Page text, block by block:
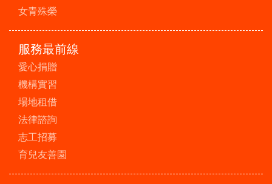
女青殊榮
服務最前線
愛心捐贈
機構實習
場地租借
法律諮詢
志工招募
育兒友善園